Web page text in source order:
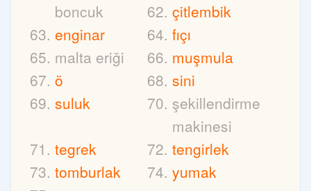
boncuk
çitlembik
enginar
fıçı
malta eriği
muşmula
ö
sini
suluk
şekillendirme
makinesi
tegrek
tengirlek
tomburlak
yumak